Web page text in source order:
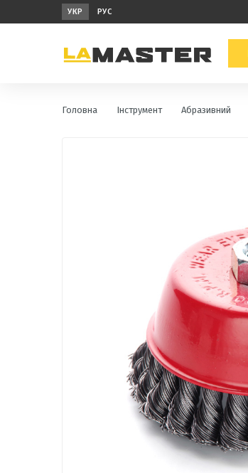
УКР РУС
Головна Інструмент Абразивний